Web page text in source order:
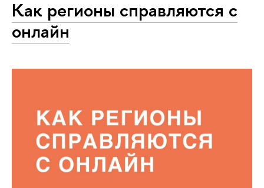
Как регионы справляются с
онлайн